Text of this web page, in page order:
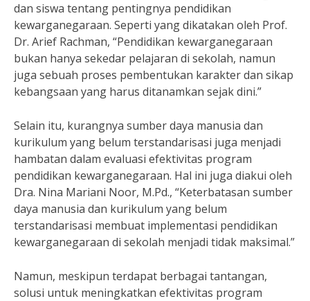
dan siswa tentang pentingnya pendidikan
kewarganegaraan. Seperti yang dikatakan oleh Prof.
Dr. Arief Rachman, “Pendidikan kewarganegaraan
bukan hanya sekedar pelajaran di sekolah, namun
juga sebuah proses pembentukan karakter dan sikap
kebangsaan yang harus ditanamkan sejak dini.”
Selain itu, kurangnya sumber daya manusia dan
kurikulum yang belum terstandarisasi juga menjadi
hambatan dalam evaluasi efektivitas program
pendidikan kewarganegaraan. Hal ini juga diakui oleh
Dra. Nina Mariani Noor, M.Pd., “Keterbatasan sumber
daya manusia dan kurikulum yang belum
terstandarisasi membuat implementasi pendidikan
kewarganegaraan di sekolah menjadi tidak maksimal.”
Namun, meskipun terdapat berbagai tantangan,
solusi untuk meningkatkan efektivitas program